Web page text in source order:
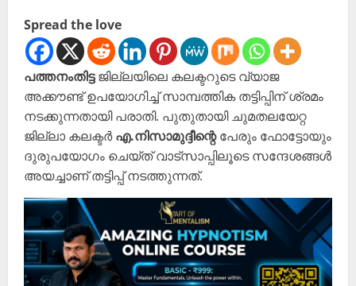
Spread the love
പത്തനംതിട്ടജില്ലയിലെ കലക്ടറുടെ വ്യാജ
അക്കൗണ്ട് ഉപയോഗിച്ച് സാമ്പത്തിക തട്ടിപ്പിന് ശ്രമം
നടക്കുന്നതായി പരാതി. പുതുതായി ചുമതലയേറ്റ
ജില്ലാ കലക്ടർഎ.നിസാമുദ്ദീന്റെപേരും ഫോട്ടോയും
ദുരുപയോഗം ചെയ്ത് വാട്സാപ്പിലൂടെ സന്ദേശങ്ങൾ
അയച്ചാണ് തട്ടിപ്പ് നടത്തുന്നത്.